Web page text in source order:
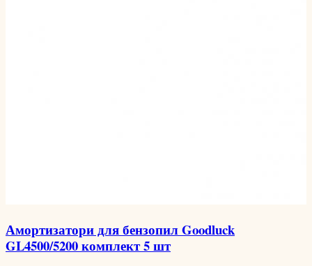
Амортизатори для бензопил Goodluck
GL4500/5200 комплект 5 шт